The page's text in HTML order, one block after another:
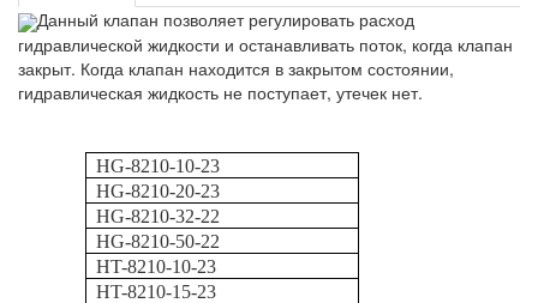
Данный клапан позволяет регулировать расход
гидравлической жидкости и останавливать поток, когда клапан
закрыт. Когда клапан находится в закрытом состоянии,
гидравлическая жидкость не поступает, утечек нет.
HG-8210-10-23
HG-8210-20-23
HG-8210-32-22
HG-8210-50-22
HT-8210-10-23
HT-8210-15-23